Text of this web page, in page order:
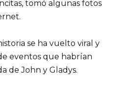
tomó algunas fotos
se ha vuelto viral y
eventos que habrían
de John y Gladys.